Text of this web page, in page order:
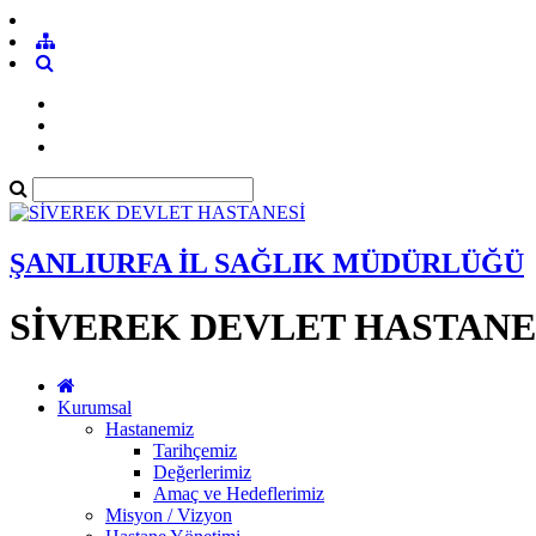
ŞANLIURFA İL SAĞLIK MÜDÜRLÜĞÜ
SİVEREK DEVLET
Kurumsal
Hastanemiz
Tarihçemiz
Değerlerimiz
Amaç ve Hedeflerimiz
Misyon / Vizyon